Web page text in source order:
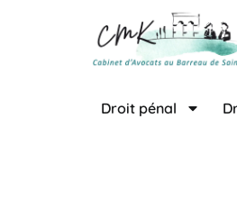
Droit pénal